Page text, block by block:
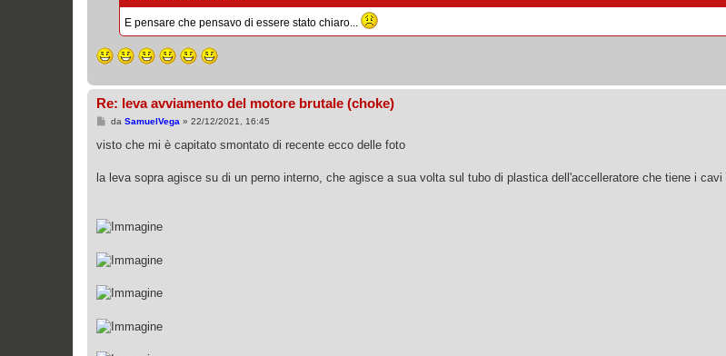
E pensare che pensavo di essere stato chiaro...
Re: leva avviamento del motore brutale (choke)
M
s
g
da SamuelVega » 22/12/2021, 16:45
visto che mi è capitato smontato di recente ecco delle foto
la leva sopra agisce su di un perno interno, che agisce a sua volta sul tubo di plastica dell'accelleratore che tiene i cavi